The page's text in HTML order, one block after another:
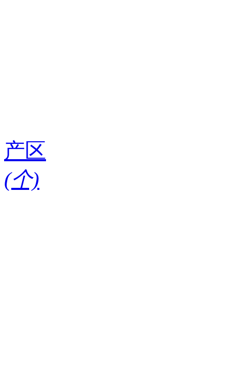
产区
(个)